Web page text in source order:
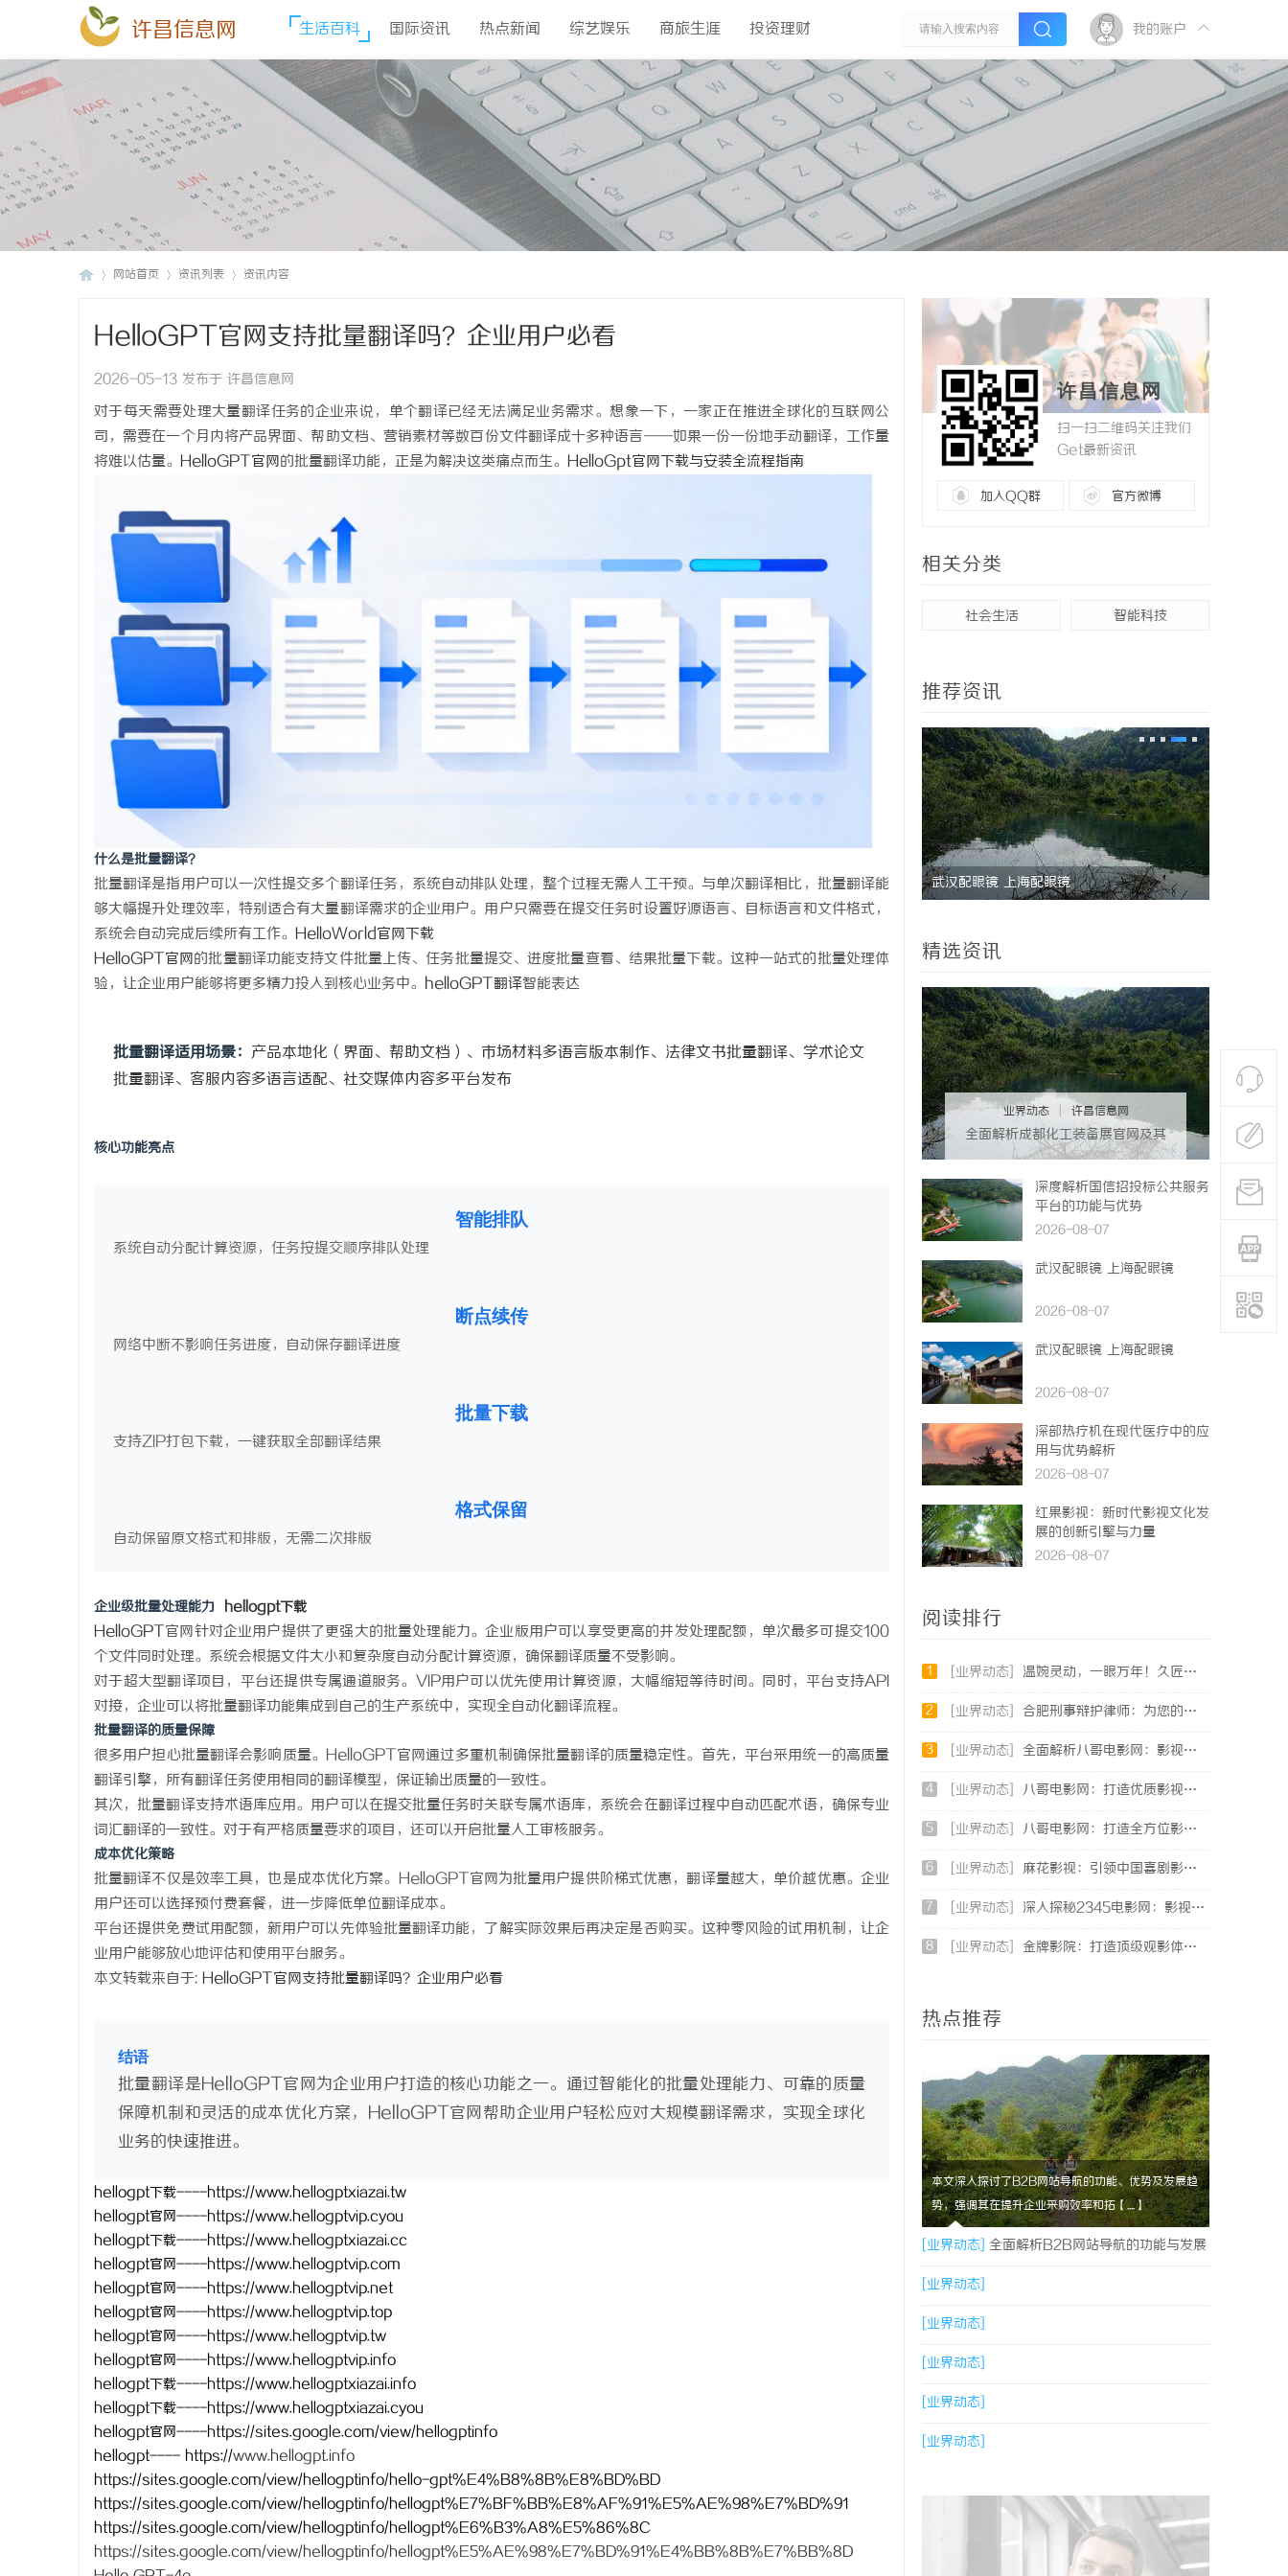
许昌信息网 生活百科 国际资讯 热点新闻 综艺娱乐 商旅生涯 投资理财 我的账户
网站首页 资讯列表 资讯内容
HelloGPT官网支持批量翻译吗？企业用户必看
2026-05-13 发布于 许昌信息网
对于每天需要处理大量翻译任务的企业来说，单个翻译已经无法满足业务需求。想象一下，一家正在推进全球化的互联网公
司，需要在一个月内将产品界面、帮助文档、营销素材等数百份文件翻译成十多种语言——如果一份一份地手动翻译，工作量
将难以估量。 HelloGPT官网的批量翻译功能，正是为解决这类痛点而生。 HelloGpt官网下载与安装全流程指南
什么是批量翻译？
批量翻译是指用户可以一次性提交多个翻译任务，系统自动排队处理，整个过程无需人工干预。与单次翻译相比，批量翻译能
够大幅提升处理效率，特别适合有大量翻译需求的企业用户。用户只需要在提交任务时设置好源语言、目标语言和文件格式，
系统会自动完成后续所有工作。 HelloWorld官网下载
HelloGPT官网的批量翻译功能支持文件批量上传、任务批量提交、进度批量查看、结果批量下载。这种一站式的批量处理体
验，让企业用户能够将更多精力投入到核心业务中。 helloGPT翻译智能表达
批量翻译适用场景： 产品本地化（界面、帮助文档）、市场材料多语言版本制作、法律文书批量翻译、学术论文
批量翻译、客服内容多语言适配、社交媒体内容多平台发布
核心功能亮点
智能排队
系统自动分配计算资源，任务按提交顺序排队处理
断点续传
网络中断不影响任务进度，自动保存翻译进度
批量下载
支持ZIP打包下载，一键获取全部翻译结果
格式保留
自动保留原文格式和排版，无需二次排版
企业级批量处理能力 hellogpt下载
HelloGPT官网针对企业用户提供了更强大的批量处理能力。企业版用户可以享受更高的并发处理配额，单次最多可提交100
个文件同时处理。系统会根据文件大小和复杂度自动分配计算资源，确保翻译质量不受影响。
对于超大型翻译项目，平台还提供专属通道服务。VIP用户可以优先使用计算资源，大幅缩短等待时间。同时，平台支持API
对接，企业可以将批量翻译功能集成到自己的生产系统中，实现全自动化翻译流程。
批量翻译的质量保障
很多用户担心批量翻译会影响质量。HelloGPT官网通过多重机制确保批量翻译的质量稳定性。首先，平台采用统一的高质量
翻译引擎，所有翻译任务使用相同的翻译模型，保证输出质量的一致性。
其次，批量翻译支持术语库应用。用户可以在提交批量任务时关联专属术语库，系统会在翻译过程中自动匹配术语，确保专业
词汇翻译的一致性。对于有严格质量要求的项目，还可以开启批量人工审核服务。
成本优化策略
批量翻译不仅是效率工具，也是成本优化方案。HelloGPT官网为批量用户提供阶梯式优惠，翻译量越大，单价越优惠。企业
用户还可以选择预付费套餐，进一步降低单位翻译成本。
平台还提供免费试用配额，新用户可以先体验批量翻译功能，了解实际效果后再决定是否购买。这种零风险的试用机制，让企
业用户能够放心地评估和使用平台服务。
本文转载来自于: HelloGPT官网支持批量翻译吗？企业用户必看
结语
批量翻译是HelloGPT官网为企业用户打造的核心功能之一。通过智能化的批量处理能力、可靠的质量
保障机制和灵活的成本优化方案，HelloGPT官网帮助企业用户轻松应对大规模翻译需求，实现全球化
业务的快速推进。
hellogpt下载----https://www.hellogptxiazai.tw
hellogpt官网----https://www.hellogptvip.cyou
hellogpt下载----https://www.hellogptxiazai.cc
hellogpt官网----https://www.hellogptvip.com
hellogpt官网----https://www.hellogptvip.net
hellogpt官网----https://www.hellogptvip.top
hellogpt官网----https://www.hellogptvip.tw
hellogpt官网----https://www.hellogptvip.info
hellogpt下载----https://www.hellogptxiazai.info
hellogpt下载----https://www.hellogptxiazai.cyou
hellogpt官网----https://sites.google.com/view/hellogptinfo
hellogpt---- https://www.hellogpt.info
https://sites.google.com/view/hellogptinfo/hello-gpt%E4%B8%8B%E8%BD%BD
https://sites.google.com/view/hellogptinfo/hellogpt%E7%BF%BB%E8%AF%91%E5%AE%98%E7%BD%91
https://sites.google.com/view/hellogptinfo/hellogpt%E6%B3%A8%E5%86%8C
https://sites.google.com/view/hellogptinfo/hellogpt%E5%AE%98%E7%BD%91%E4%BB%8B%E7%BB%8D
许昌信息网
扫一扫二维码关注我们
Get最新资讯
加入QQ群 官方微博
相关分类
社会生活 智能科技
推荐资讯
武汉配眼镜 上海配眼镜 武汉配眼镜 上海配眼镜 商标购买：即买即用，规避侵权风险 武汉配眼镜 上海配眼镜
精选资讯
业界动态 许昌信息网
全面解析成都化工装备展官网及其
行业影响力
深度解析国信招投标公共服务
平台的功能与优势
2026-08-07
武汉配眼镜 上海配眼镜
2026-08-07
武汉配眼镜 上海配眼镜
2026-08-07
深部热疗机在现代医疗中的应
用与优势解析
2026-08-07
红果影视：新时代影视文化发
展的创新引擎与力量
2026-08-07
阅读排行
1 [业界动态] 温婉灵动，一眼万年！久匠量身定制的眉眼唇，才是你整张脸的点睛之笔！淡颜系女生的气质加分项
2 [业界动态] 合肥刑事辩护律师：为您的权益保驾护航
3 [业界动态] 全面解析八哥电影网：影视爱好者的天堂与资源宝库
4 [业界动态] 八哥电影网：打造优质影视资源共享平台的创新之路
5 [业界动态] 八哥电影网：打造全方位影视娱乐新体验的平台解析
6 [业界动态] 麻花影视：引领中国喜剧影视新潮流的创新力量
7 [业界动态] 深入探秘2345电影网：影视资源的全能平台解析
8 [业界动态] 金牌影院：打造顶级观影体验的行业翘楚
热点推荐
本文深入探讨了B2B网站导航的功能、优势及发展趋
势，强调其在提升企业采购效率和拓【....】
[业界动态] 全面解析B2B网站导航的功能与发展
趋势
[业界动态]
[业界动态]
[业界动态]
[业界动态]
[业界动态]